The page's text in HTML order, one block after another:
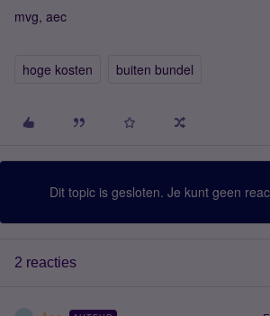
mvg, aec
hoge kosten buiten bundel
Dit topic is gesloten. Je kunt geen
2 reacties